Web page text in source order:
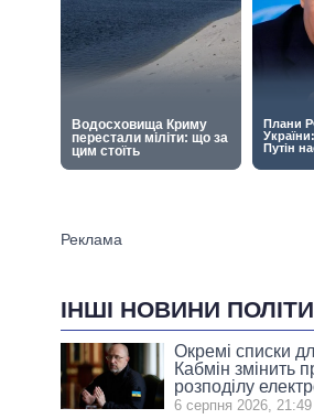
ІНШІ НОВИНИ
Окремі списки
Кабмін змінить
розподілу
6 серпня 2026, 21:49